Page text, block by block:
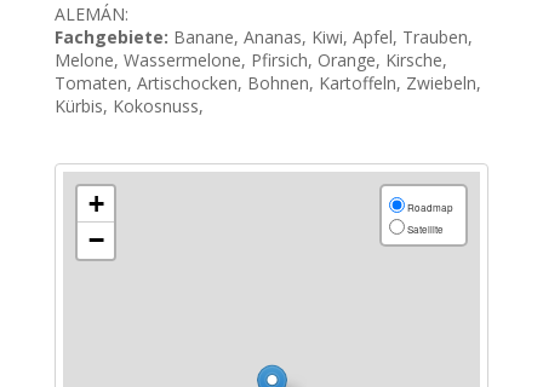
ALEMÁN:
Fachgebiete: Banane, Ananas, Kiwi, Apfel, Trauben,
Melone, Wassermelone, Pfirsich, Orange, Kirsche,
Tomaten, Artischocken, Bohnen, Kartoffeln, Zwiebeln,
Kürbis, Kokosnuss,
+
−
Roadmap
Satellite